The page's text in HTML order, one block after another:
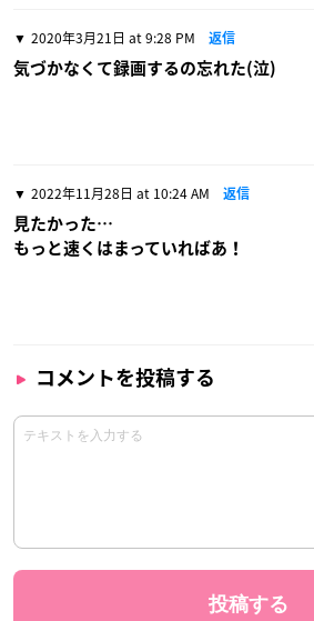
2020年3月21日 at 9:28 PM 返信
気づかなくて録画するの忘れた(泣)
2022年11月28日 at 10:24 AM 返信
見たかった…
もっと速くはまっていればあ！
コメントを投稿する